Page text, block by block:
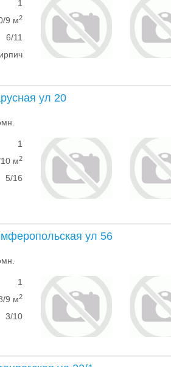
1
9 м2
6/11
ул 20
1
м2
5/16
ул 56
1
9 м2
3/10